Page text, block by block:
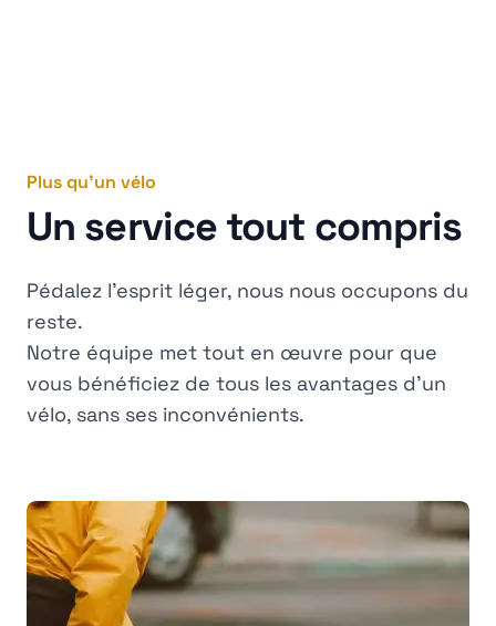
Plus qu'un vélo
Un service tout compris
Pédalez l'esprit léger, nous nous occupons du
reste.
Notre équipe met tout en œuvre pour que
vous bénéficiez de tous les avantages d'un
vélo, sans ses inconvénients.